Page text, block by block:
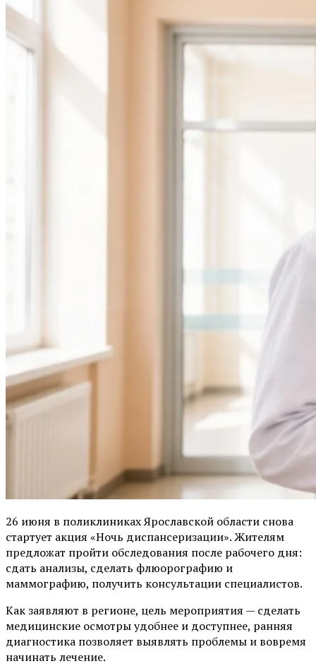
26 июня в поликлиниках Ярославской области снова
стартует акция «Ночь диспансеризации». Жителям
предложат пройти обследования после рабочего дня:
сдать анализы, сделать флюорографию и
маммографию, получить консультации специалистов.
Как заявляют в регионе, цель мероприятия — сделать
медицинские осмотры удобнее и доступнее, ранняя
диагностика позволяет выявлять проблемы и вовремя
начинать лечение.